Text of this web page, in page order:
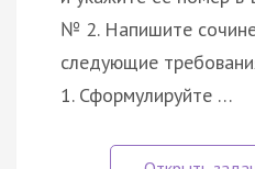
№ 2. Напишите
следующие
1. Сформулируйте …